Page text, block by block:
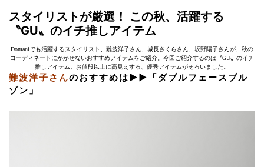
スタイリストが厳選！ この秋、活躍する
〝GU〟のイチ推しアイテム
Domaniでも活躍するスタイリスト、難波洋子さん、城長さくらさん、坂野陽子さんが、秋の
コーディネートにかかせないおすすめアイテムをご紹介。今回ご紹介するのは〝GU〟のイチ
推しアイテム。お値段以上に高見えする、優秀アイテムがそろいました。
難波洋子さんのおすすめは▶︎▶︎「ダブルフェースブル
ゾン」